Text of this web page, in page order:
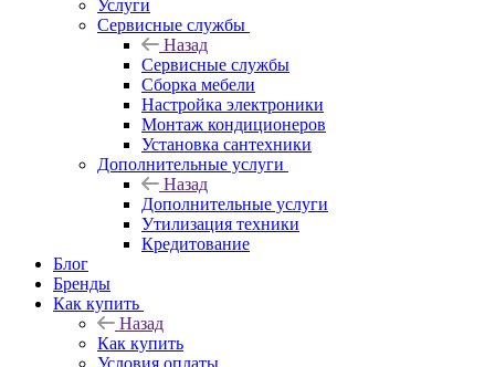
Услуги
Сервисные службы
Назад
Сервисные службы
Сборка мебели
Настройка электроники
Монтаж кондиционеров
Установка сантехники
Дополнительные услуги
Назад
Дополнительные услуги
Утилизация техники
Кредитование
Блог
Бренды
Как купить
Назад
Как купить
Условия оплаты